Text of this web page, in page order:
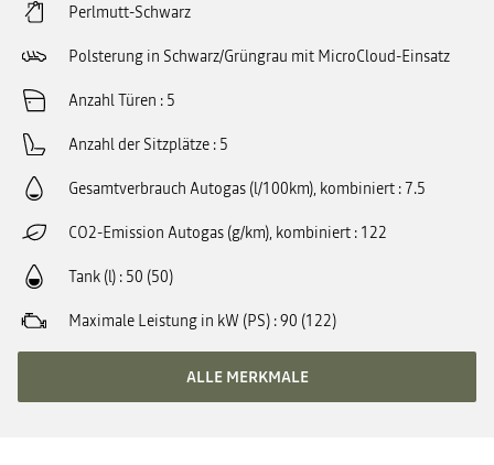
Perlmutt-Schwarz
Polsterung in Schwarz/Grüngrau mit MicroCloud-Einsatz
Anzahl Türen 5
Anzahl der Sitzplätze 5
Gesamtverbrauch Autogas (l/100km), kombiniert 7.5
CO2-Emission Autogas (g/km), kombiniert 122
Tank (l) 50 (50)
Maximale Leistung in kW (PS) 90 (122)
ALLE MERKMALE